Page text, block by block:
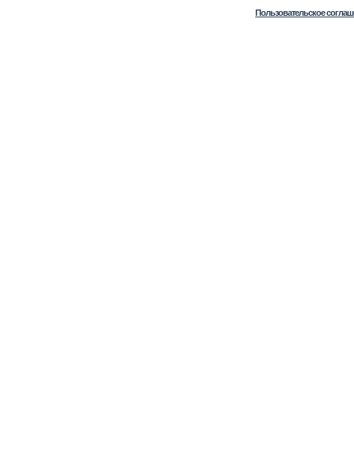
Пользовательское